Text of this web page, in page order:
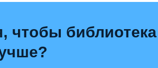
чтобы библиотека